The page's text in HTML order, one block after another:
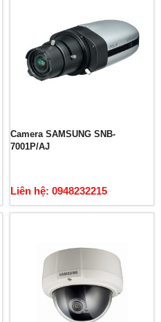
Camera SAMSUNG SNB-
7001P/AJ
Liên hệ: 0948232215